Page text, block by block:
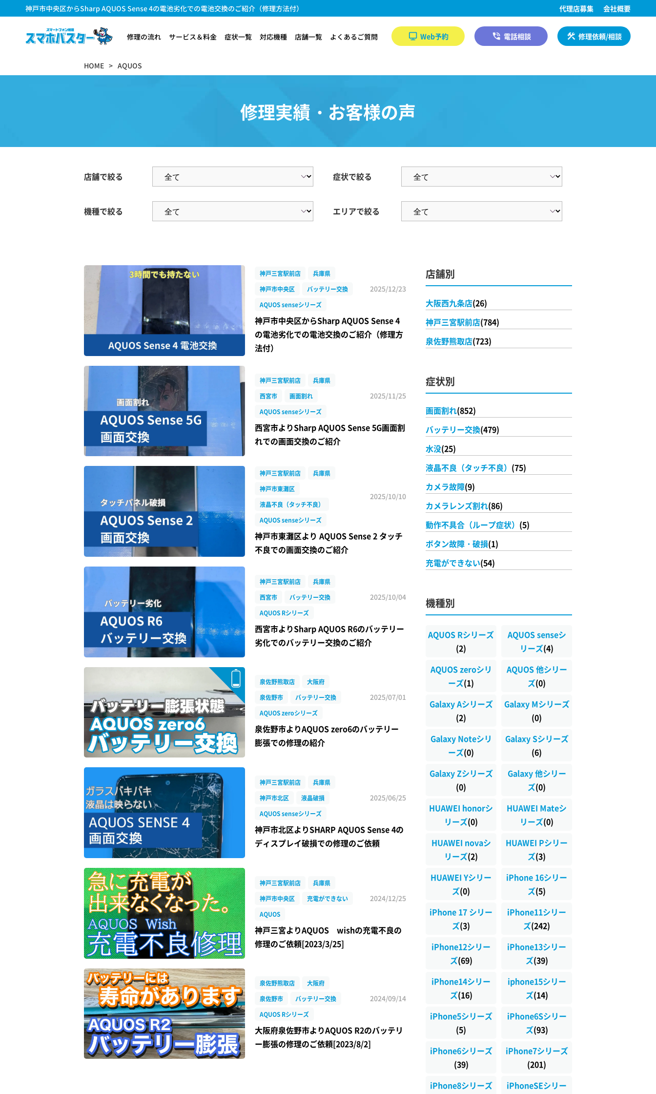
神戸市中央区からSharp AQUOS Sense 4の電池劣化での電池交換のご紹介（修理方法付） 代理店募集 会社概要
修理の流れ サービス＆料金 症状一覧 対応機種 店舗一覧 よくあるご質問 Web予約 電話相談 修理依頼/相談
HOME AQUOS
修理実績・お客様の声
店舗で絞る 症状で絞る
機種で絞る エリアで絞る
神戸三宮駅前店
兵庫県
神戸市中央区
バッテリー交換
AQUOS senseシリーズ
2025/12/23
神戸市中央区からSharp AQUOS Sense 4
の電池劣化での電池交換のご紹介（修理方
法付）
神戸三宮駅前店
兵庫県
西宮市
画面割れ
AQUOS senseシリーズ
2025/11/25
西宮市よりSharp AQUOS Sense 5G画面割
れでの画面交換のご紹介
神戸三宮駅前店
兵庫県
神戸市東灘区
液晶不良（タッチ不良）
AQUOS senseシリーズ
2025/10/10
神戸市東灘区より AQUOS Sense 2 タッチ
不良での画面交換のご紹介
神戸三宮駅前店
兵庫県
西宮市
バッテリー交換
AQUOS Rシリーズ
2025/10/04
西宮市よりSharp AQUOS R6のバッテリー
劣化でのバッテリー交換のご紹介
泉佐野熊取店
大阪府
泉佐野市
バッテリー交換
AQUOS zeroシリーズ
2025/07/01
泉佐野市よりAQUOS zero6のバッテリー
膨張での修理の紹介
神戸三宮駅前店
兵庫県
神戸市北区
液晶破損
AQUOS senseシリーズ
2025/06/25
神戸市北区よりSHARP AQUOS Sense 4の
ディスプレイ破損での修理のご依頼
神戸三宮駅前店
兵庫県
神戸市中央区
充電ができない
AQUOS
2024/12/25
神戸三宮よりAQUOS wishの充電不良の
修理のご依頼[2023/3/25]
泉佐野熊取店
大阪府
泉佐野市
バッテリー交換
AQUOS Rシリーズ
2024/09/14
大阪府泉佐野市よりAQUOS R2のバッテリ
ー膨張の修理のご依頼[2023/8/2]
店舗別
大阪西九条店(26)
神戸三宮駅前店(784)
泉佐野熊取店(723)
症状別
画面割れ(852)
バッテリー交換(479)
水没(25)
液晶不良（タッチ不良） (75)
カメラ故障(9)
カメラレンズ割れ(86)
動作不具合（ループ症状） (5)
ボタン故障・破損(1)
充電ができない(54)
機種別
AQUOS Rシリーズ
(2)
AQUOS senseシ
リーズ(4)
AQUOS zeroシリ
ーズ(1)
AQUOS 他シリー
ズ(0)
Galaxy Aシリーズ
(2)
Galaxy Mシリーズ
(0)
Galaxy Noteシリ
ーズ(0)
Galaxy Sシリーズ
(6)
Galaxy Zシリーズ
(0)
Galaxy 他シリー
ズ(0)
HUAWEI honorシ
リーズ(0)
HUAWEI Mateシ
リーズ(0)
HUAWEI novaシ
リーズ(2)
HUAWEI Pシリー
ズ(3)
HUAWEI Yシリー
ズ(0)
iPhone 16シリー
ズ(5)
iPhone 17 シリー
ズ(3)
iPhone11シリー
ズ(242)
iPhone12シリー
ズ(69)
iPhone13シリー
ズ(39)
iPhone14シリー
ズ(16)
iphone15シリー
ズ(14)
iPhone5シリーズ
(5)
iPhone6Sシリー
ズ(93)
iPhone6シリーズ
(39)
iPhone7シリーズ
(201)
iPhone8シリーズ
iPhoneSEシリー